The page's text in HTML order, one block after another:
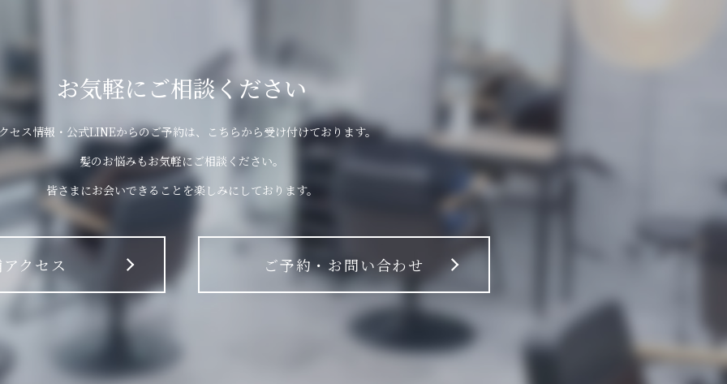
お気軽にご相談ください
セス情報・公式LINEからのご予約は、こちらから受け付けております。
髪のお悩みもお気軽にご相談ください。
皆さまにお会いできることを楽しみにしております。
クセス ご予約・お問い合わせ